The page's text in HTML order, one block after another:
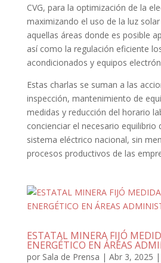
CVG, para la optimización de la
maximizando el uso de la luz
aquellas áreas donde es posible
así como la regulación eficiente
acondicionados y equipos
Estas charlas se suman a las
inspección, mantenimiento de
medidas y reducción del horario
concienciar el necesario equilibrio
sistema eléctrico nacional, sin
procesos productivos de las
ESTATAL MINERA FIJÓ
ENERGÉTICO EN ÁREAS
por Sala de Prensa | Abr 3, 2025 |